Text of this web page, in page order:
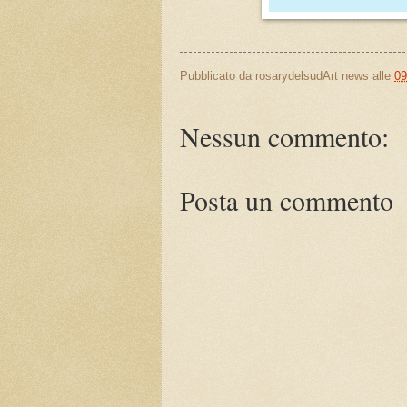
Pubblicato da rosarydelsudArt news alle
Nessun commento:
Posta un commento